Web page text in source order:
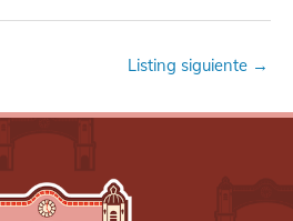
Listing siguiente →